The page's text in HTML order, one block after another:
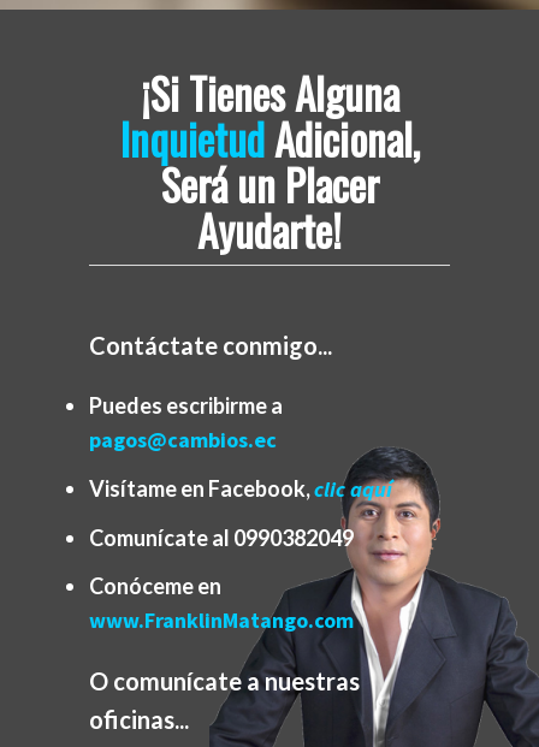
¡Si Tienes Alguna
InquietudAdicional,
Será un Placer
Ayudarte!
Contáctate conmigo...
Puedes escribirme a
pagos@cambios.ec
Visítame en Facebook,clic aquí
Comunícate al 0990382049
Conóceme en
www.FranklinMatango.com
O comunícate a nuestras
oficinas...